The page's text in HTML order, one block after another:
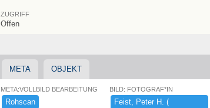
ZUGRIFF
Offen
META OBJEKT
META:VOLLBILD BEARBEITUNG
Rohscan
BILD: FOTOGRAF*IN
Feist,​ ​Peter ​H.​ ​(​